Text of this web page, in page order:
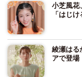
小芝風花
「はじ
綾瀬はる
アで登場